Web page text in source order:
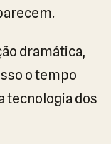
dramática,
o tempo
tecnologia dos